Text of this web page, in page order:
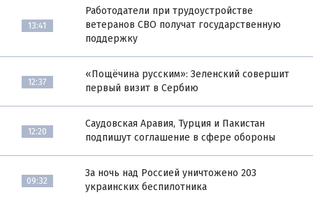
13:41
Работодатели при трудоустройстве
ветеранов СВО получат государственную
поддержку
12:37
«Пощёчина русским»: Зеленский совершит
первый визит в Сербию
12:20
Саудовская Аравия, Турция и Пакистан
подпишут соглашение в сфере обороны
09:32
За ночь над Россией уничтожено 203
украинских беспилотника